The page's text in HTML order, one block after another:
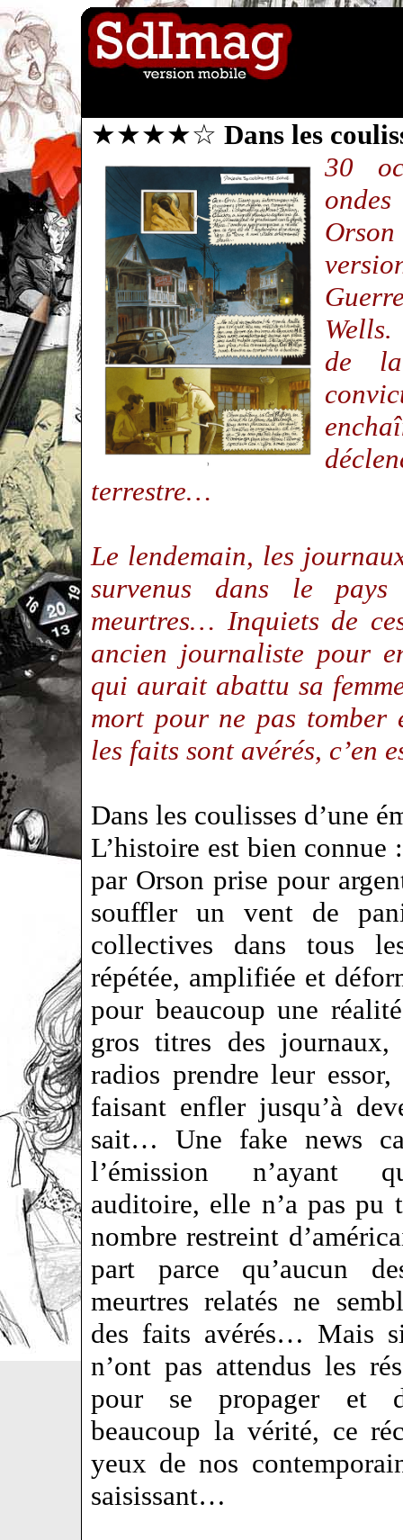
★★★★☆ Dans les
30
de
terrestre…
Le lendemain, les
survenus dans le
meurtres… Inquiets de
ancien journaliste pour
qui aurait abattu sa
mort pour ne pas tomber
les faits sont avérés,
Dans les coulisses d’une
L’histoire est bien
par Orson prise pour
souffler un vent de
collectives dans tous
répétée, amplifiée et
pour beaucoup une
gros titres des
radios prendre leur
faisant enfler jusqu’à
sait… Une fake news
l’émission n’ayant
auditoire, elle n’a pas pu
nombre restreint
part parce qu’aucun
meurtres relatés ne
des faits avérés… Mais
n’ont pas attendus les
pour se propager et
beaucoup la vérité, ce
yeux de nos
saisissant…